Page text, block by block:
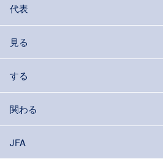
代表
見る
する
関わる
JFA